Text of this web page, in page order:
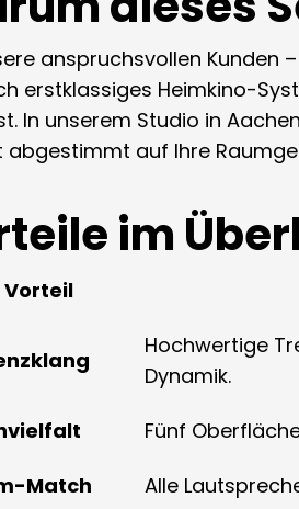
anspruchsvollen Kunden
erstklassiges Heimkino-
In unserem Studio in
abgestimmt auf Ihre
im
Vorteil
Hochwertige
Dynamik.
Fünf
Match
Alle